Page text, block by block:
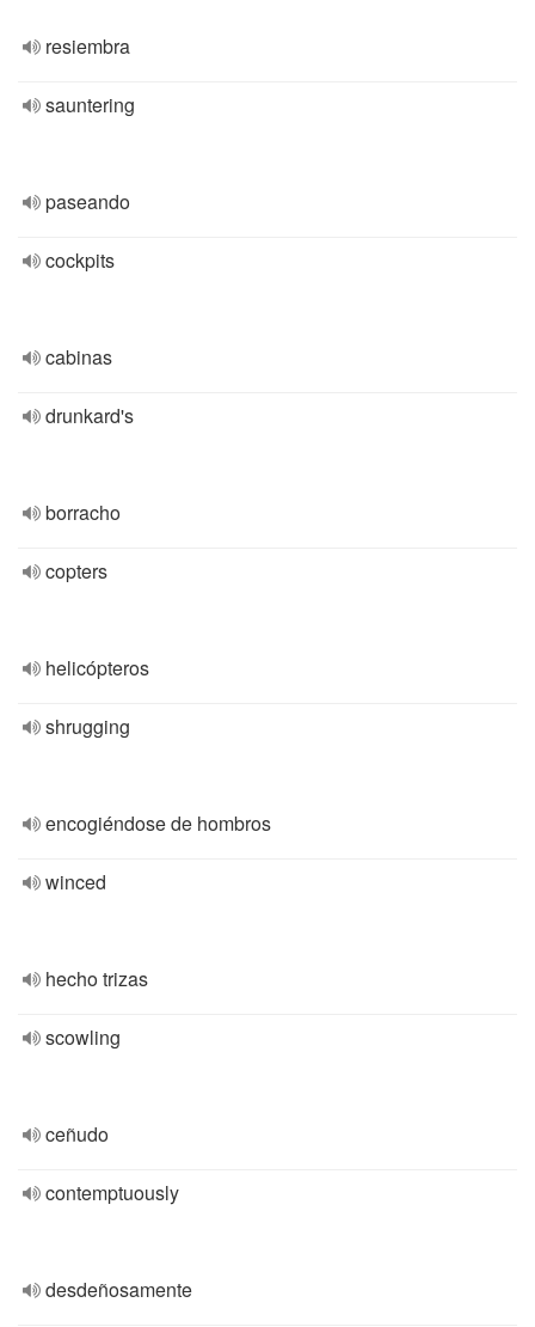
resiembra
sauntering
paseando
cockpits
cabinas
drunkard's
borracho
copters
helicópteros
shrugging
encogiéndose de hombros
winced
hecho trizas
scowling
ceñudo
contemptuously
desdeñosamente